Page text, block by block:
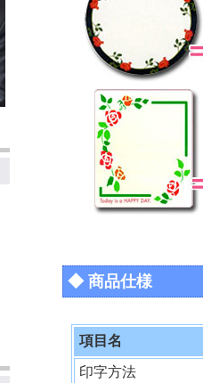
◆ 商品仕様
項目名
印字方法